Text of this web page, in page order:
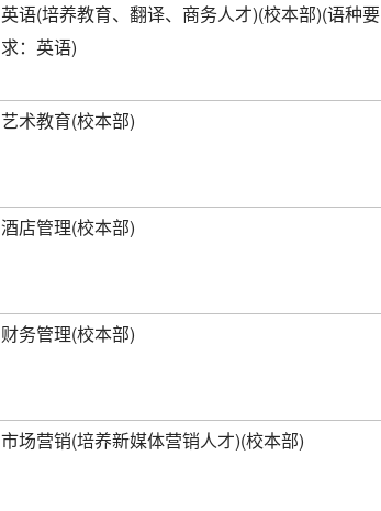
英语(培养教育、翻译、商务人才)(校本部)(语种要
求：英语)
艺术教育(校本部)
酒店管理(校本部)
财务管理(校本部)
市场营销(培养新媒体营销人才)(校本部)